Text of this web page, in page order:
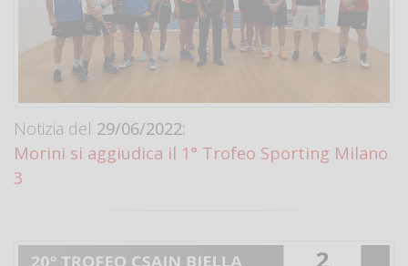
Notizia del 29/06/2022:
Morini si aggiudica il 1° Trofeo Sporting Milano
3